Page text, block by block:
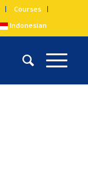
Courses
Indonesian